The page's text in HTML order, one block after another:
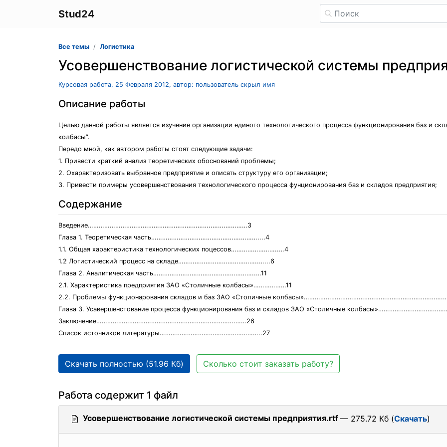
Stud24
Все темы Логистика
Усовершенствование логистической системы
Курсовая работа, 25 Февраля 2012, автор: пользователь скрыл имя
Описание работы
Целью данной работы является изучение организации единого технологического процесса функционирования баз и
колбасы”.
Передо мной, как автором работы стоят следующие задачи:
1. Привести краткий анализ теоретических обоснований проблемы;
2. Охарактеризовать выбранное предприятие и описать структуру его организации;
3. Привести примеры усовершенствования технологического процесса фунционирования баз и складов предприятия;
Содержание
Введение…………………………………………………………..…….…………3
Глава 1. Теоретическая часть………………………………………….………....4
1.1. Общая характеристика технологических поцессов……………………..…4
1.2 Логистический процесс на складе……………………………………..…...6
Глава 2. Аналитическая часть………………………………………………..…11
2.1. Характеристика предприятия ЗАО «Столичные колбасы»………………11
2.2. Проблемы функционарования складов и баз ЗАО «Столичные
Глава 3. Усавершенстование процесса функционирования баз и складов ЗАО «Столичные
Заключение………………………………………………………………….……26
Список источников литературы………………………………………………..27
Скачать полностью (51.96 Кб) Сколько стоит заказать работу?
Работа содержит 1 файл
Усовершенствование логистической системы предприятия.rtf — 275.72 Кб (Скачать)